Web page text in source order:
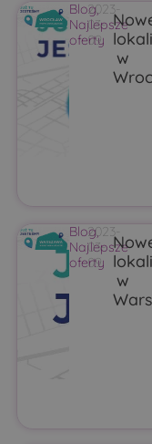
Blog,
Najlepsze
oferty
2023-
03-
09
w
Blog,
Najlepsze
oferty
2023-
03-
09
w